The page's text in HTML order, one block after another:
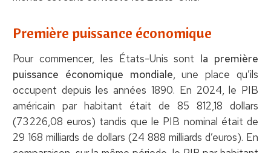
Première puissance économique
Pour commencer, les États-Unis sont la première
puissance économique mondiale, une place qu’ils
occupent depuis les années 1890. En 2024, le PIB
américain par habitant était de 85 812,18 dollars
(73 226,08 euros) tandis que le PIB nominal était de
29 168 milliards de dollars (24 888 milliards d’euros). En